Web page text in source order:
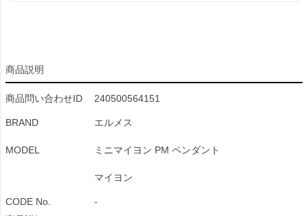
商品説明
商品問い合わせID 240500564151
BRAND エルメス
MODEL ミニマイヨン PM ペンダント
マイヨン
CODE No.
-